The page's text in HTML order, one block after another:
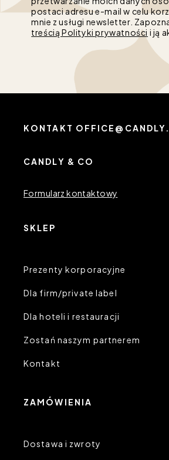
postaci adresu e-mail w celu
mnie z usługi newsletter.
treścią Polityki prywatności i ją
KONTAKT
CANDLY & CO
Formularz kontaktowy
SKLEP
Prezenty korporacyjne
Dla firm/private label
Dla hoteli i restauracji
Zostań naszym partnerem
Kontakt
ZAMÓWIENIA
Dostawa i zwroty